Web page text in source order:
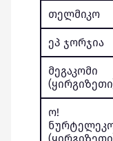
თელმიკო
ეპ ჯორჯია
მეგაკომი
ო!